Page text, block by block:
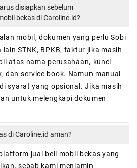
disiapkan sebelum
bekas di Caroline.id?
mobil, dokumen yang perlu Sobi
STNK, BPKB, faktur jika masih
atas nama perusahaan, kunci
dan service book. Namun manual
syarat yang opsional. Jika masih
untuk melengkapi dokumen
di Caroline.id aman?
jual beli mobil bekas yang
sebab kami menjamin